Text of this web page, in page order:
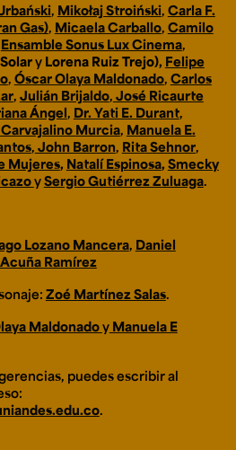
, Mikołaj Stroiński, Carla F.
Gas), Micaela Carballo, Camilo
Ensamble Sonus Lux Cinema,
yLorena Ruiz Trejo), Felipe
, Óscar Olaya Maldonado, Carlos
, Julián Brijaldo, José Ricaurte
Ángel, Dr. Yati E. Durant,
Murcia, Manuela E.
, John Barron, Rita Sehnor,
Mujeres, Natalí Espinosa,Smecky
ySergio Gutiérrez Zuluaga.
Lozano Mancera, Daniel
Ramírez
Zoé Martínez Salas.
MaldonadoyManuela E
puedes escribir al
.